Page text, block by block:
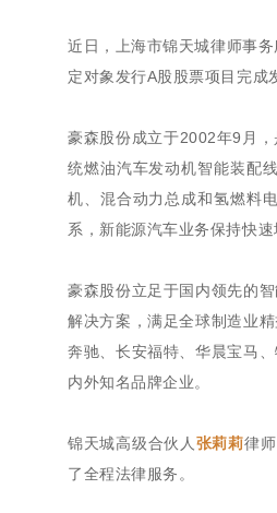
近日，上海市锦天城律师事
定对象发行A股股票项目完成
豪森股份成立于2002年9月
统燃油汽车发动机智能装配
机、混合动力总成和氢燃料
系，新能源汽车业务保持快速
豪森股份立足于国内领先的
解决方案，满足全球制造业
奔驰、长安福特、华晨宝马
内外知名品牌企业。
锦天城高级合伙人 张莉莉律
了全程法律服务。